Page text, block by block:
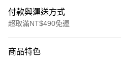
付款與運送方式
超取滿NT$490免運
信用卡一次付款
商品特色